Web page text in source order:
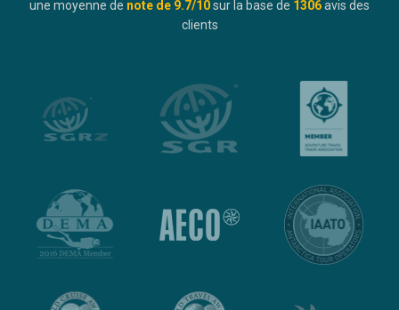
une moyenne de note de 9.7/10sur la base de 1306avis des
clients